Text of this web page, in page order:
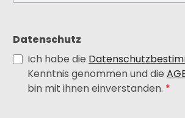
Datenschutz
Ich habe die
Kenntnis genommen und die
bin mit ihnen einverstanden. *